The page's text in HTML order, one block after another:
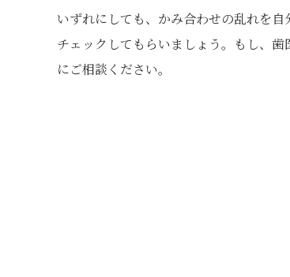
いずれにしても、かみ合わせの乱れを
チェックしてもらいましょう。もし、
にご相談ください。